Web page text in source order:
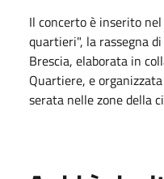
Il concerto è inserito
quartieri", la rassegna
Brescia, elaborata in
Quartiere, e
serata nelle zone della